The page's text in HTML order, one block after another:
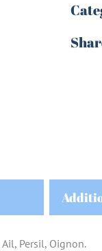
Persil, Oignon.